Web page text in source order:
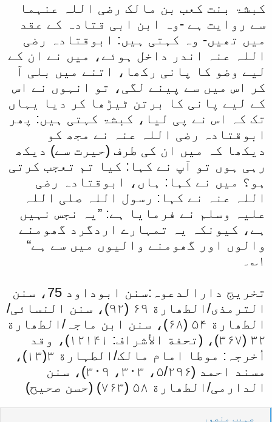
کبشۃ بنت کعب بن مالک رضی اللہ عنہما
سے روایت ہے -وہ ابن ابی قتادہ کے عقد
میں تھیں- وہ کہتی ہیں: ابوقتادہ رضی
اللہ عنہ اندر داخل ہوئے، میں نے ان کے
لیے وضو کا پانی رکھا، اتنے میں بلی آ
کر اس میں سے پینے لگی، تو انہوں نے اس
کے لیے پانی کا برتن ٹیڑھا کر دیا یہاں
تک کہ اس نے پی لیا، کبشۃ کہتی ہیں: پھر
ابوقتادہ رضی اللہ عنہ نے مجھ کو
دیکھا کہ میں ان کی طرف (حیرت سے) دیکھ
رہی ہوں تو آپ نے کہا: کیا تم تعجب کرتی
ہو؟ میں نے کہا: ہاں، ابوقتادہ رضی
اللہ عنہ نے کہا: رسول اللہ صلی اللہ
علیہ وسلم نے فرمایا ہے: ”یہ نجس نہیں
ہے، کیونکہ یہ تمہارے اردگرد گھومنے
والوں اور گھومنے والیوں میں سے ہے“
۱؎۔
تخریج دارالدعوہ:سنن ابوداود 75، سنن
الترمذی/الطھارة ۶۹ (۹۲)، سنن النسائی/
الطھارة ۵۴ (۶۸)، سنن ابن ماجہ/الطھارة
۳۲ (۳۶۷)، (تحفة الأشراف: ۱۲۱۴۱)، وقد
أخرجہ: موطا امام مالک/الطہارة ۳(۱۳)،
مسند احمد (۵/۲۹۶، ۳۰۳، ۳۰۹)، سنن
الدارمی/الطھارة ۵۸ (۷۶۳) (حسن صحیح)
R
صہیب منصور